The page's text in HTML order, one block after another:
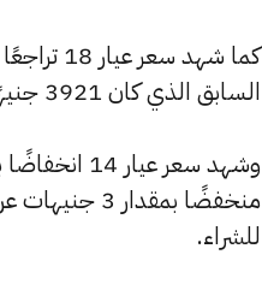
السابق الذي كان 3921 جنيهًا للبيع و3900 جنيهًا للشراء.
للشراء.